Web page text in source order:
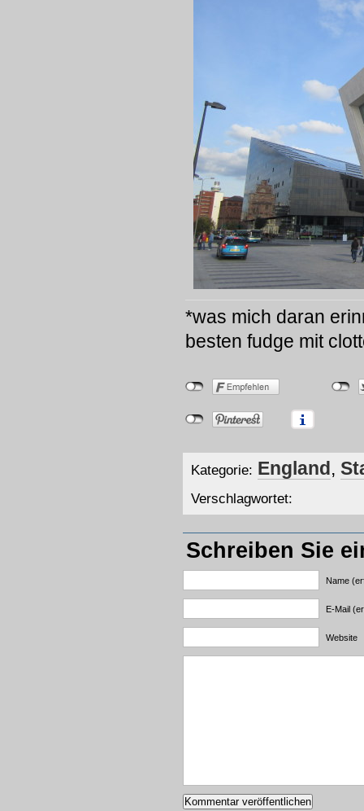
*was mich daran
besten fudge mit
Kategorie: England ,
Verschlagwortet:
Schreiben Sie
Name
E-Mail
Website